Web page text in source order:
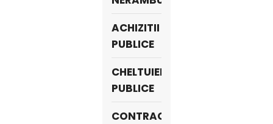
ACHIZITII
PUBLICE
CHELTUIELI
PUBLICE
CONTRACTE